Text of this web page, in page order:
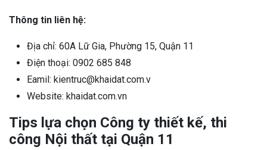
Thông tin liên hệ:
Địa chỉ: 60A Lữ Gia, Phường 15, Quận 11
Điện thoại: 0902 685 848
Eamil: kientruc@khaidat.com.v
Website: khaidat.com.vn
Tips lựa chọn Công ty thiết kế, thi
công Nội thất tại Quận 11